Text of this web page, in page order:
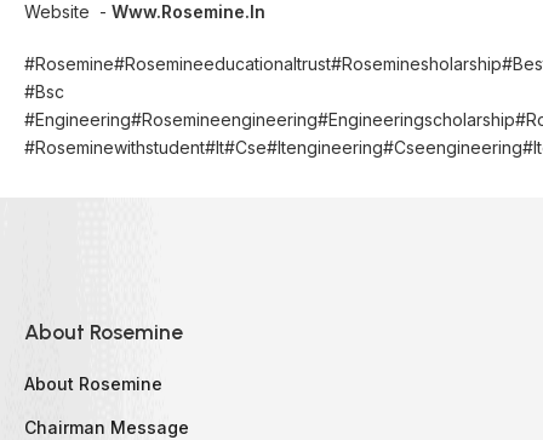
Website - Www.rosemine.in
#bsc
About Rosemine
About Rosemine
Chairman Message